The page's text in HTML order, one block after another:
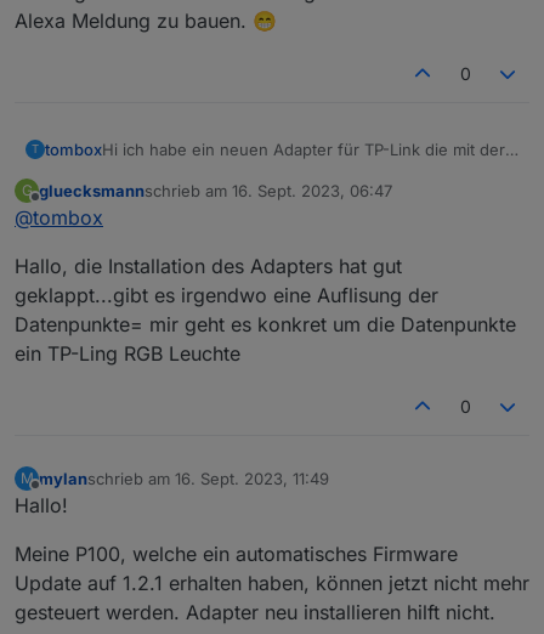
Alexa Meldung zu bauen. 😁
0
T tomboxHi ich habe ein neuen Adapter für TP-Link die mit der
Der Adapter loggt sich über die Cloud ein um alle
manuell die IP gesetzt wird.
tapo.0.id.ip
Dann versucht er sich lokal mit username und
tapo.0.id
Motion Detection funktioniert mit Stream User und
Password
Minimum Node v14 muss installiert sein, sonst
bekommt man exit code 25 beim installieren
Zum Installieren:
https://github.com/TA2k/ioBroker.tapo
Loginablauf:
Die Tapo App Zugangsdaten eingeben
G
Offline
gluecksmannschrieb am 16. Sept. 2023, 06:47
zuletzt editiert von
@tombox
Hallo, die Installation des Adapters hat gut
geklappt...gibt es irgendwo eine Auflisung der
Datenpunkte= mir geht es konkret um die Datenpunkte
ein TP-Ling RGB Leuchte
0
M
Offline
mylanschrieb am 16. Sept. 2023, 11:49
zuletzt editiert von
Hallo!
Meine P100, welche ein automatisches Firmware
Update auf 1.2.1 erhalten haben, können jetzt nicht mehr
gesteuert werden. Adapter neu installieren hilft nicht.